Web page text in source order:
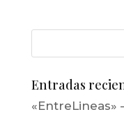
Entradas
«EntreLineas»